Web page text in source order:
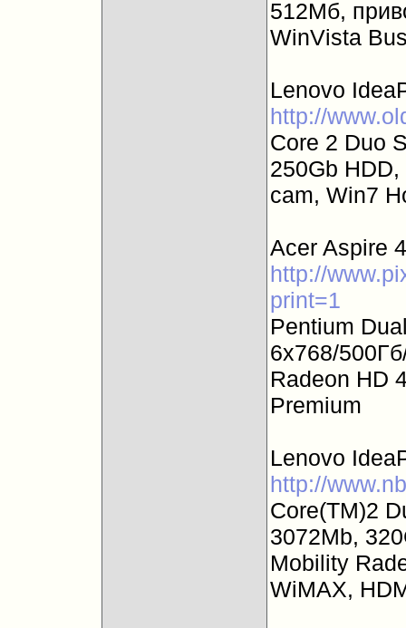
512Мб,
WinVista
Lenovo
http://
Core 2 Duo
250Gb
cam, Win7
Acer Aspire
http://
print=1
Pentium
6x768/
Radeon HD
Premium
Lenovo
http://
Core(TM)2
3072Mb,
Mobility
WiMAX,